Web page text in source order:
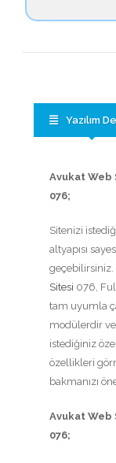
Yazılım
Avukat Web
076;
Sitenizi
altyapısı
geçebilirsiniz.
Sitesi 076,
tam uyumla
modülerdir
istediğiniz
özellikleri
bakmanızı
Avukat Web
076;